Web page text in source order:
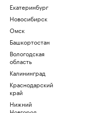
Екатеринбург
Новосибирск
Омск
Башкортостан
Вологодская
область
Калининград
Краснодарский
край
Нижний